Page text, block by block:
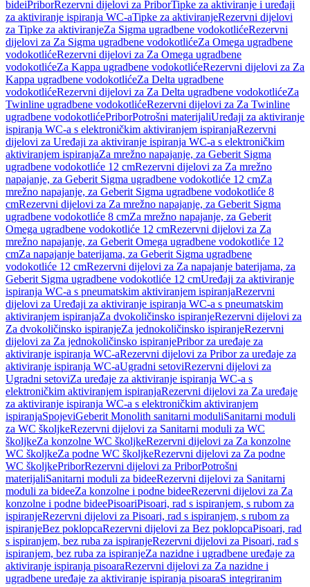
bideiPriborRezervni dijelovi za PriborTipke za aktiviranje i uređaji
za aktiviranje ispiranja WC-aTipke za aktiviranjeRezervni dijelovi
za Tipke za aktiviranjeZa Sigma ugradbene vodokotlićeRezervni
dijelovi za Za Sigma ugradbene vodokotlićeZa Omega ugradbene
vodokotlićeRezervni dijelovi za Za Omega ugradbene
vodokotlićeZa Kappa ugradbene vodokotlićeRezervni dijelovi za Za
Kappa ugradbene vodokotlićeZa Delta ugradbene
vodokotlićeRezervni dijelovi za Za Delta ugradbene vodokotlićeZa
Twinline ugradbene vodokotlićeRezervni dijelovi za Za Twinline
ugradbene vodokotlićePriborPotrošni materijaliUređaji za aktiviranje
ispiranja WC-a s elektroničkim aktiviranjem ispiranjaRezervni
dijelovi za Uređaji za aktiviranje ispiranja WC-a s elektroničkim
aktiviranjem ispiranjaZa mrežno napajanje, za Geberit Sigma
ugradbene vodokotliće 12 cmRezervni dijelovi za Za mrežno
napajanje, za Geberit Sigma ugradbene vodokotliće 12 cmZa
mrežno napajanje, za Geberit Sigma ugradbene vodokotliće 8
cmRezervni dijelovi za Za mrežno napajanje, za Geberit Sigma
ugradbene vodokotliće 8 cmZa mrežno napajanje, za Geberit
Omega ugradbene vodokotliće 12 cmRezervni dijelovi za Za
mrežno napajanje, za Geberit Omega ugradbene vodokotliće 12
cmZa napajanje baterijama, za Geberit Sigma ugradbene
vodokotliće 12 cmRezervni dijelovi za Za napajanje baterijama, za
Geberit Sigma ugradbene vodokotliće 12 cmUređaji za aktiviranje
ispiranja WC-a s pneumatskim aktiviranjem ispiranjaRezervni
dijelovi za Uređaji za aktiviranje ispiranja WC-a s pneumatskim
aktiviranjem ispiranjaZa dvokoličinsko ispiranjeRezervni dijelovi za
Za dvokoličinsko ispiranjeZa jednokoličinsko ispiranjeRezervni
dijelovi za Za jednokoličinsko ispiranjePribor za uređaje za
aktiviranje ispiranja WC-aRezervni dijelovi za Pribor za uređaje za
aktiviranje ispiranja WC-aUgradni setoviRezervni dijelovi za
Ugradni setoviZa uređaje za aktiviranje ispiranja WC-a s
elektroničkim aktiviranjem ispiranjaRezervni dijelovi za Za uređaje
za aktiviranje ispiranja WC-a s elektroničkim aktiviranjem
ispiranjaSpojeviGeberit Monolith sanitarni moduliSanitarni moduli
za WC školjkeRezervni dijelovi za Sanitarni moduli za WC
školjkeZa konzolne WC školjkeRezervni dijelovi za Za konzolne
WC školjkeZa podne WC školjkeRezervni dijelovi za Za podne
WC školjkePriborRezervni dijelovi za PriborPotrošni
materijaliSanitarni moduli za bideeRezervni dijelovi za Sanitarni
moduli za bideeZa konzolne i podne bideeRezervni dijelovi za Za
konzolne i podne bideePisoariPisoari, rad s ispiranjem, s rubom za
ispiranjeRezervni dijelovi za Pisoari, rad s ispiranjem, s rubom za
ispiranjeBez poklopcaRezervni dijelovi za Bez poklopcaPisoari, rad
s ispiranjem, bez ruba za ispiranjeRezervni dijelovi za Pisoari, rad s
ispiranjem, bez ruba za ispiranjeZa nazidne i ugradbene uređaje za
aktiviranje ispiranja pisoaraRezervni dijelovi za Za nazidne i
ugradbene uređaje za aktiviranje ispiranja pisoaraS integriranim